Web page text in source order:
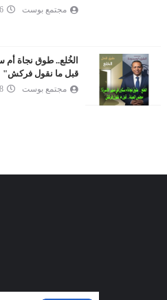
مجتمع بوست 16
الخُلع.. طوق نجاة
قبل ما نقول فركش"
مجتمع بوست 08